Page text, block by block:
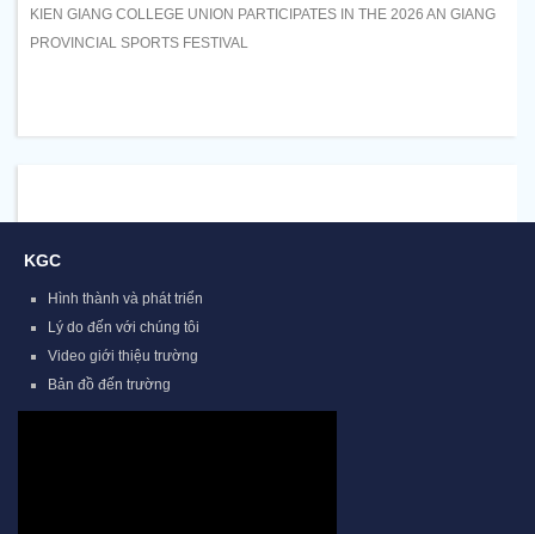
KIEN GIANG COLLEGE UNION PARTICIPATES IN THE 2026 AN GIANG
PROVINCIAL SPORTS FESTIVAL
KGC
Hình thành và phát triển
Lý do đến với chúng tôi
Video giới thiệu trường
Bản đồ đến trường